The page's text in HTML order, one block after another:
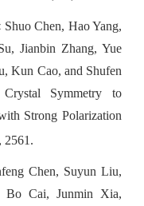
Chen, Hao Yang,
Jianbin Zhang, Yue
Kun Cao, and Shufen
Symmetry to
Strong Polarization
2561.
Chen, Suyun Liu,
Bo Cai, Junmin Xia,